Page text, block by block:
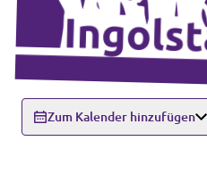
Zum Kalender hinzufügen